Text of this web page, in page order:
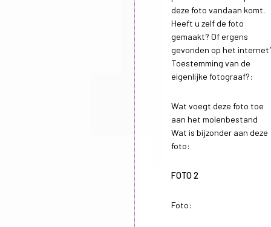
deze foto vandaan komt.
Heeft u zelf de foto
gemaakt? Of ergens
gevonden op het
Toestemming van de
eigenlijke fotograaf?:
Wat voegt deze foto toe
aan het molenbestand
Wat is bijzonder aan deze
foto:
FOTO 2
Foto: